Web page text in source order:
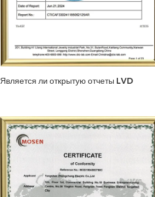
Является ли открытую отчеты LVD